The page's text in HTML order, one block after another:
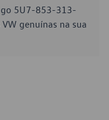
5U7-853-313-
genuínas na sua